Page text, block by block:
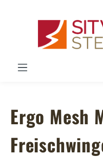
Ergo Mesh